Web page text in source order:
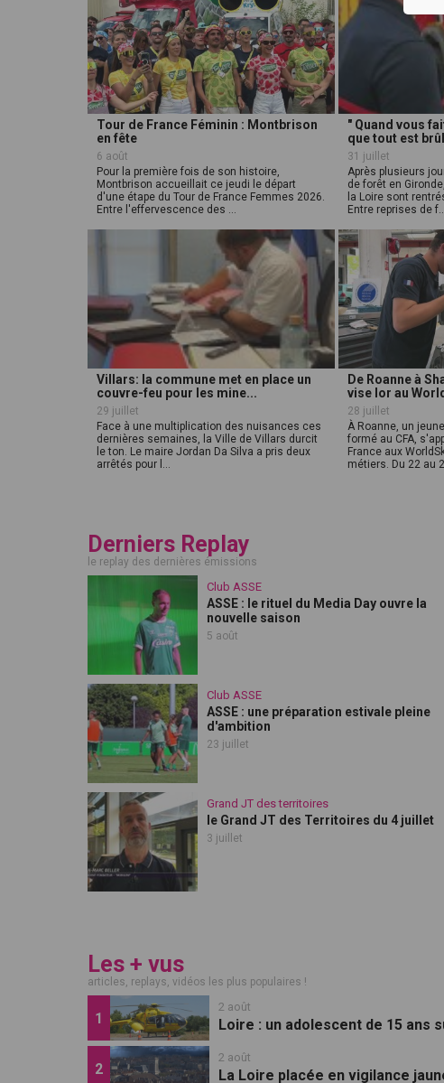
Tour de France Féminin : Montbrison
en fête
6 août
Pour la première fois de son histoire,
Montbrison accueillait ce jeudi le départ
d'une étape du Tour de France Femmes 2026.
Entre l'effervescence des ...
" Quand vous
que tout est
31 juillet
Après plusieurs
de forêt en
la Loire sont
Entre reprises de
Villars: la commune met en place un
couvre-feu pour les mine...
29 juillet
Face à une multiplication des nuisances ces
dernières semaines, la Ville de Villars durcit
le ton. Le maire Jordan Da Silva a pris deux
arrêtés pour l...
De Roanne à
vise lor au
28 juillet
À Roanne, un
formé au CFA,
France aux
métiers. Du 22 au
Derniers Replay
le replay des dernières émissions
Club ASSE
ASSE : le rituel du Media Day ouvre la
nouvelle saison
5 août
Club ASSE
ASSE : une préparation estivale pleine
d'ambition
23 juillet
Grand JT des territoires
le Grand JT des Territoires du 4 juillet
3 juillet
Les + vus
articles, replays, vidéos les plus populaires !
2 août
Loire : un adolescent de 15 ans
2 août
La Loire placée en vigilance